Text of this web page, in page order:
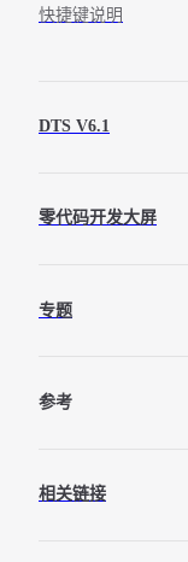
快捷键说明
DTS V6.1
零代码开发大屏
专题
参考
相关链接